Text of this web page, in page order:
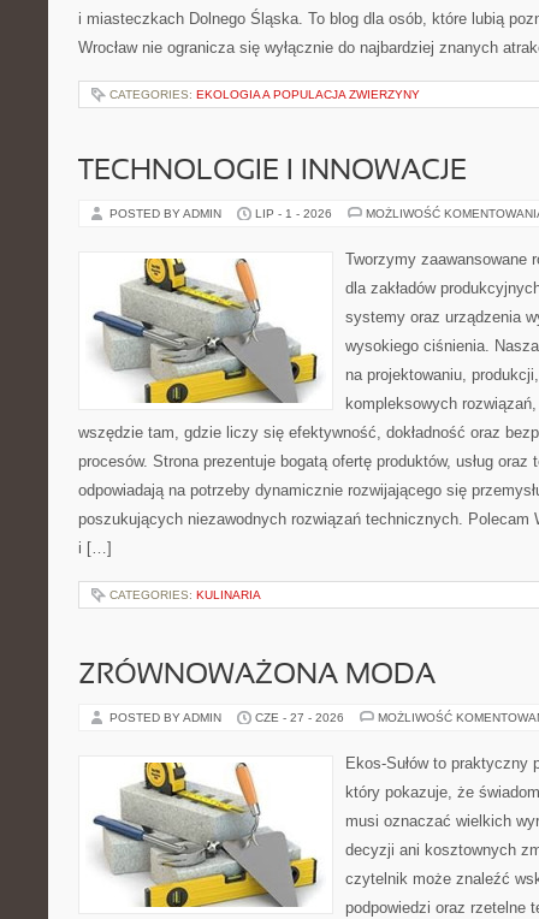
i miasteczkach Dolnego Śląska. To blog dla osób, które lubią
Wrocław nie ogranicza się wyłącznie do najbardziej znanych
CATEGORIES: EKOLOGIA A POPULACJA ZWIERZYNY
TECHNOLOGIE I INNOWACJE
POSTED BY ADMIN LIP - 1 - 2026 MOŻLIWOŚĆ
Tworzymy zaawansowane
dla zakładów
systemy oraz urządzenia
wysokiego ciśnienia.
na projektowaniu,
kompleksowych
wszędzie tam, gdzie liczy się efektywność, dokładność oraz
procesów. Strona prezentuje bogatą ofertę produktów, usług oraz
odpowiadają na potrzeby dynamicznie rozwijającego się
poszukujących niezawodnych rozwiązań technicznych. Polecam
i […]
CATEGORIES: KULINARIA
ZRÓWNOWAŻONA MODA
POSTED BY ADMIN CZE - 27 - 2026 MOŻLIWOŚĆ
Ekos-Sułów to praktyczny
który pokazuje, że
musi oznaczać wielkich
decyzji ani kosztownych
czytelnik może znaleźć
podpowiedzi oraz rzetelne